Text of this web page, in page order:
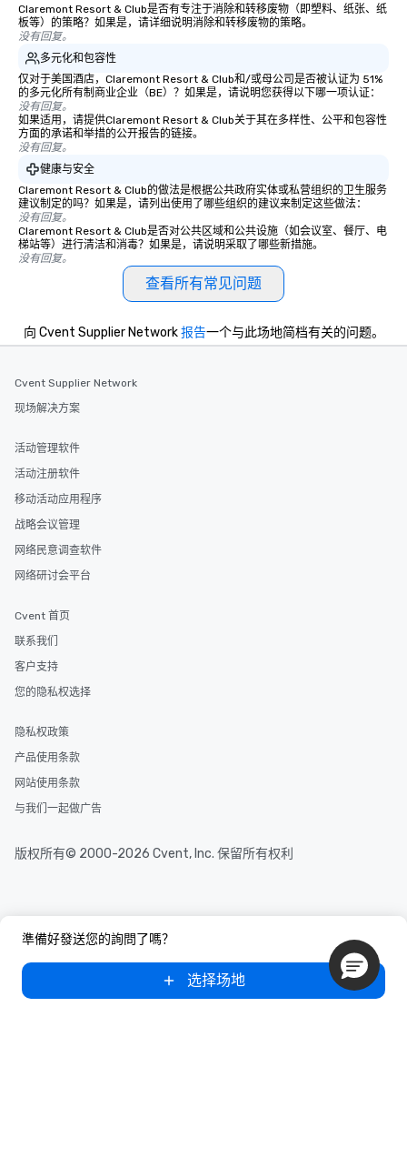
Claremont Resort & Club是否有专注于消除和转移废物（即塑料、纸张、纸
板等）的策略？如果是，请详细说明消除和转移废物的策略。
没有回复。
多元化和包容性
仅对于美国酒店，Claremont Resort & Club和/或母公司是否被认证为 51%
的多元化所有制商业企业（BE）？如果是，请说明您获得以下哪一项认证：
没有回复。
如果适用，请提供Claremont Resort & Club关于其在多样性、公平和包容性
方面的承诺和举措的公开报告的链接。
没有回复。
健康与安全
Claremont Resort & Club的做法是根据公共政府实体或私营组织的卫生服务
建议制定的吗？如果是，请列出使用了哪些组织的建议来制定这些做法：
没有回复。
Claremont Resort & Club是否对公共区域和公共设施（如会议室、餐厅、电
梯站等）进行清洁和消毒？如果是，请说明采取了哪些新措施。
没有回复。
查看所有常见问题
準備好發送您的詢問了嗎？
选择场地
向 Cvent Supplier Network报告一个与此场地简档有关的问题。
Cvent Supplier Network
现场解决方案
活动管理软件
活动注册软件
移动活动应用程序
战略会议管理
网络民意调查软件
网络研讨会平台
Cvent 首页
联系我们
客户支持
您的隐私权选择
隐私权政策
产品使用条款
网站使用条款
与我们一起做广告
版权所有© 2000-2026 Cvent, Inc. 保留所有权利